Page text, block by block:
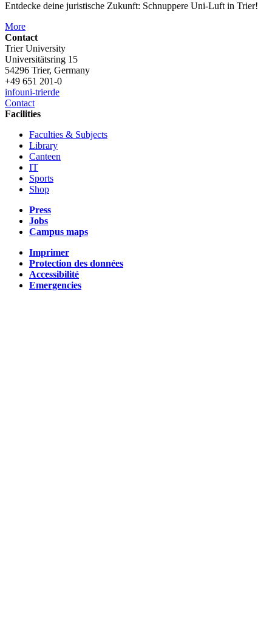
Entdecke deine juristische Zukunft: Schnuppere Uni-Luft in Trier!
More
Contact
Trier University
Universitätsring 15
54296 Trier, Germany
+49 651 201-0
infouni-trierde
Contact
Facilities
Faculties & Subjects
Library
Canteen
IT
Sports
Shop
Press
Jobs
Campus maps
Imprimer
Protection des données
Accessibilité
Emergencies